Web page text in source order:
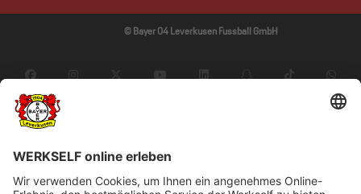
© Bayer 04 Leverkusen Fussball GmbH